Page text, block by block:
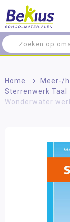
Home > Meer-/
Sterrenwerk Taal
Wonderwater